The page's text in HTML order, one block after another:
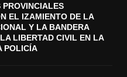
EL IZAMIENTO DE LA
Y LA BANDERA
LIBERTAD CIVIL EN LA
POLICÍA